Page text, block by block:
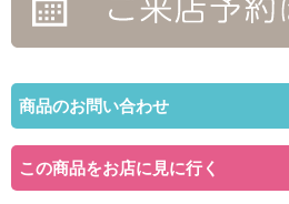
商品のお問い合わせ
この商品をお店に見に行く